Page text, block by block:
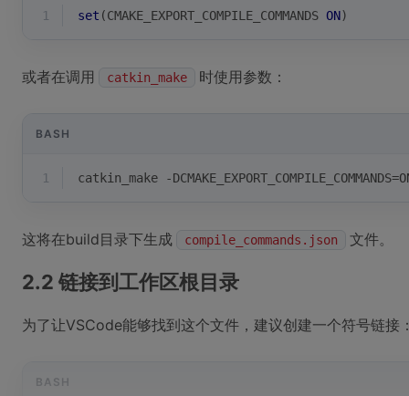
1 set (CMAKE_EXPORT_COMPILE_COMMANDS ON)
或者在调用 catkin_make 时使用参数：
BASH
1 catkin_make -
这将在build目录下生成 compile_commands.json 文件。
2.2 链接到工作区根目录
为了让VSCode能够找到这个文件，建议创建一个符号链接
BASH